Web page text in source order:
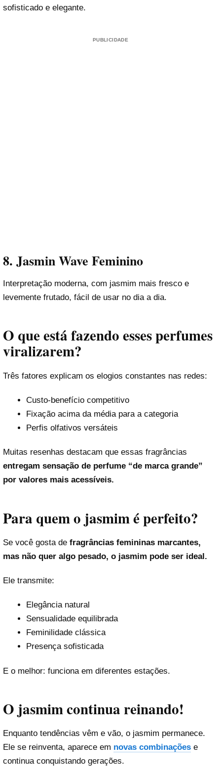
sofisticado e elegante.
PUBLICIDADE
8. Jasmin Wave Feminino
Interpretação moderna, com jasmim mais fresco e
levemente frutado, fácil de usar no dia a dia.
O que está fazendo esses perfumes
viralizarem?
Três fatores explicam os elogios constantes nas redes:
Custo-benefício competitivo
Fixação acima da média para a categoria
Perfis olfativos versáteis
Muitas resenhas destacam que essas fragrâncias
entregam sensação de perfume “de marca grande”
por valores mais acessíveis.
Para quem o jasmim é perfeito?
Se você gosta de fragrâncias femininas marcantes,
mas não quer algo pesado, o jasmim pode ser ideal.
Ele transmite:
Elegância natural
Sensualidade equilibrada
Feminilidade clássica
Presença sofisticada
E o melhor: funciona em diferentes estações.
O jasmim continua reinando!
Enquanto tendências vêm e vão, o jasmim permanece.
Ele se reinventa, aparece em novas combinações e
continua conquistando gerações.